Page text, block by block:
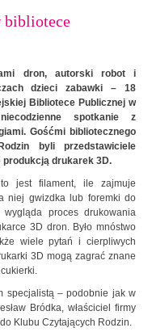
bibliotece
dron, autorski robot i
dzieci zabawki – 18
Bibliotece Publicznej w
spotkanie z
Gośćmi bibliotecznego
byli przedstawiciele
produkcją drukarek 3D.
jest filament, ile zajmuje
niej gwizdka lub foremki do
proces drukowania
3D dron. Było mnóstwo
wiele pytań i cierpliwych
3D mogą zagrać znane
specjalistą – podobnie jak w
Bródka, właściciel firmy
Klubu Czytających Rodzin.